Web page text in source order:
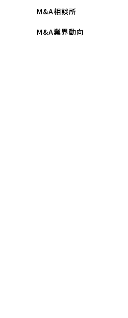
資本業務提携
ン)の算定方法
純資産法(コストアプロ
M&Aにおける節税(役職
スキーム)
赤字・債務超過会社の買
M&A相談所
M&A業界動向